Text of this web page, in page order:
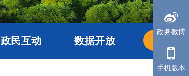
政民互动 数据开放 长者
政务微博
手机版本